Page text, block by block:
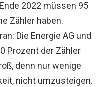
2022 müssen 95
Zähler haben.
Die Energie AG und
Prozent der Zähler
denn nur wenige
nicht umzusteigen.